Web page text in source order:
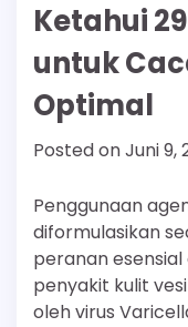
Ketahui
untuk
Optimal
Posted onJuni 9,
Penggunaan
diformulasikan
peranan
penyakit kulit
oleh virus